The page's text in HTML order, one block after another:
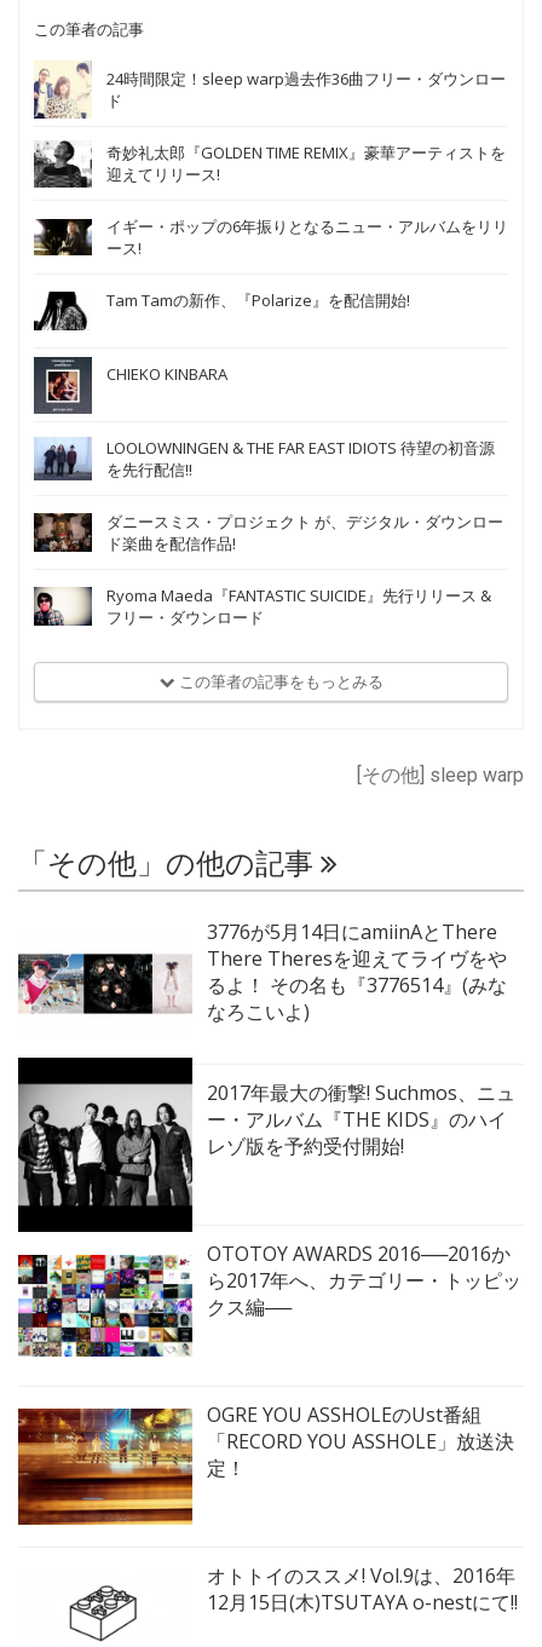
この筆者の記事
24時間限定！sleep warp過去作36曲フリー・ダウンロー
ド
奇妙礼太郎『GOLDEN TIME REMIX』豪華アーティストを
迎えてリリース!
イギー・ポップの6年振りとなるニュー・アルバムをリリ
ース!
Tam Tamの新作、『Polarize』を配信開始!
CHIEKO KINBARA
LOOLOWNINGEN & THE FAR EAST IDIOTS 待望の初音源
を先行配信!!
ダニースミス・プロジェクト が、デジタル・ダウンロー
ド楽曲を配信作品!
Ryoma Maeda『FANTASTIC SUICIDE』先行リリース &
フリー・ダウンロード
この筆者の記事をもっとみる
[その他] sleep warp
「その他」の他の記事
3776が5月14日にamiinAとThere
There Theresを迎えてライヴをや
るよ！ その名も『3776514』(みな
なろこいよ)
2017年最大の衝撃! Suchmos、ニュ
ー・アルバム『THE KIDS』のハイ
レゾ版を予約受付開始!
OTOTOY AWARDS 2016──2016か
ら2017年へ、カテゴリー・トッピッ
クス編──
OGRE YOU ASSHOLEのUst番組
「RECORD YOU ASSHOLE」放送決
定！
オトトイのススメ! Vol.9は、2016年
12月15日(木)TSUTAYA o-nestにて!!